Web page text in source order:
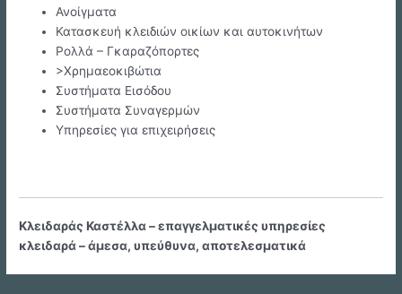
Ανοίγματα
Κατασκευή κλειδιών οικίων και αυτοκινήτων
Ρολλά – Γκαραζόπορτες
>Χρημαεοκιβώτια
Συστήματα Εισόδου
Συστήματα Συναγερμών
Υπηρεσίες για επιχειρήσεις
Κλειδαράς Καστέλλα – επαγγελματικές υπηρεσίες
κλειδαρά – άμεσα, υπεύθυνα, αποτελεσματικά